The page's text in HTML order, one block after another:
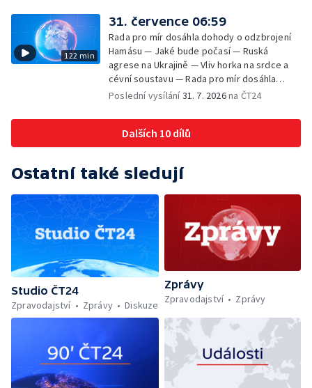
122 min
31. července 06:59
Rada pro mír dosáhla dohody o odzbrojení
Hamásu — Jaké bude počasí — Ruská
agrese na Ukrajině — Vliv horka na srdce a
cévní soustavu — Rada pro mír dosáhla
dohody o odzbrojení Hamásu — Dokument
začíná výplata superdávky — Tropické
teploty zatěžují i volně žijící zvířata
Poslední vysílání31. 7. 2026na ČT24
Dalších 10 dílů
Ostatní také sledují
Studio ČT24
Zpravodajství
Zprávy Diskuze
Zprávy
Zpravodajství
Zprávy